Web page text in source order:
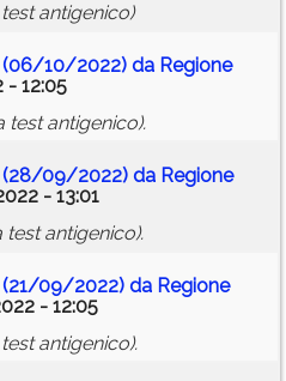
antigenico)
10/2022) da Regione
12:05
test antigenico).
09/2022) da Regione
- 13:01
test antigenico).
09/2022) da Regione
- 12:05
antigenico).